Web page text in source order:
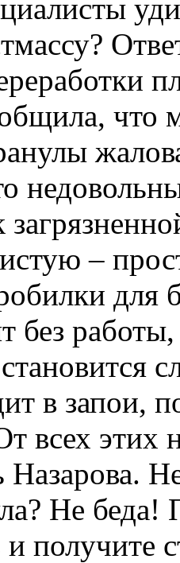
что
–
для
без
в запои,
всех этих
Назарова.
Не беда!
и получите